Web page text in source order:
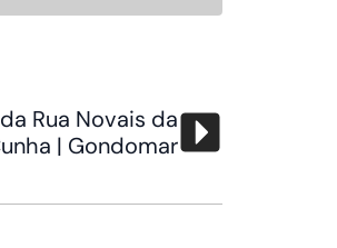
Rua Novais da
| Gondomar